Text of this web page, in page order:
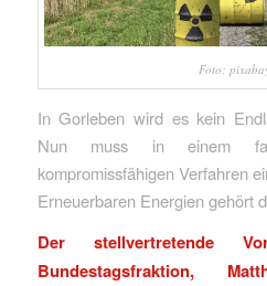
Foto:
In Gorleben wird es kein
Nun muss in einem
kompromissfähigen Verfahren
Erneuerbaren Energien gehört
Der stellvertretende
Bundestagsfraktion,